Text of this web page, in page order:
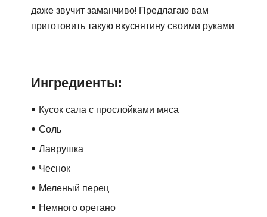
даже звучит заманчиво! Предлагаю вам
приготовить такую вкуснятину своими руками.
Ингредиенты:
Кусок сала с прослойками мяса
Соль
Лаврушка
Чеснок
Меленый перец
Немного орегано